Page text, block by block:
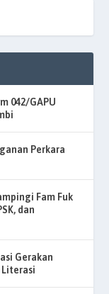
042/GAPU
Perkara
Fam Fuk
dan
Gerakan
Literasi